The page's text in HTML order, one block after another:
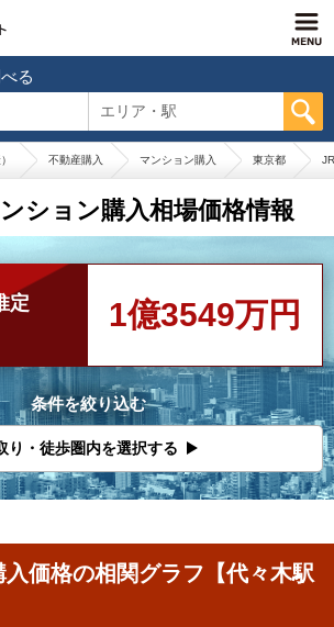
る
エリア・駅
不動産購入 マンション購入 東京都
ション購入相場価格情報
定
1億3549万円
条件を絞り込む
り・徒歩圏内を選択する
価格の相関グラフ【代々木駅